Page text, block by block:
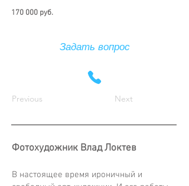
170 000 руб.
Задать вопрос
Previous Next
Фотохудожник Влад Локтев
В настоящее время ироничный и